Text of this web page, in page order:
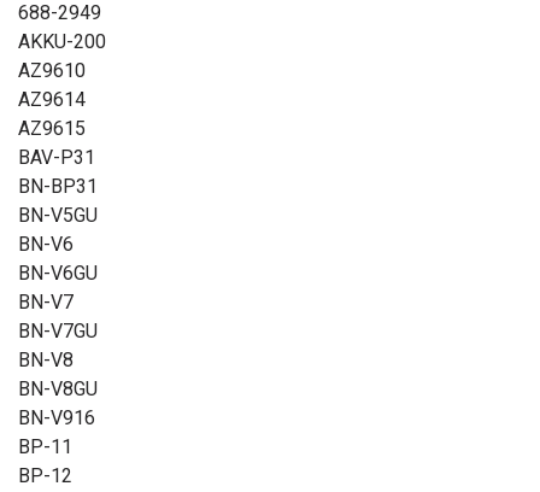
688-2949
AKKU-200
AZ9610
AZ9614
AZ9615
BAV-P31
BN-BP31
BN-V5GU
BN-V6
BN-V6GU
BN-V7
BN-V7GU
BN-V8
BN-V8GU
BN-V916
BP-11
BP-12